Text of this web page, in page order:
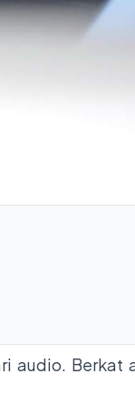
audio. Berkat